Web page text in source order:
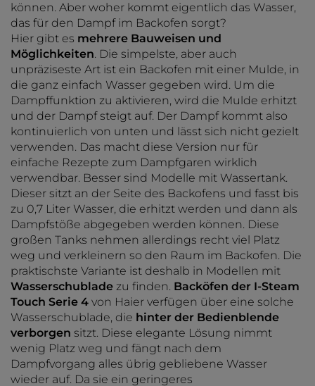
können. Aber woher kommt eigentlich das Wasser,
das für den Dampf im Backofen sorgt?
Hier gibt es mehrere Bauweisen und
Möglichkeiten. Die simpelste, aber auch
unpräziseste Art ist ein Backofen mit einer Mulde, in
die ganz einfach Wasser gegeben wird. Um die
Dampffunktion zu aktivieren, wird die Mulde erhitzt
und der Dampf steigt auf. Der Dampf kommt also
kontinuierlich von unten und lässt sich nicht gezielt
verwenden. Das macht diese Version nur für
einfache Rezepte zum Dampfgaren wirklich
verwendbar. Besser sind Modelle mit Wassertank.
Dieser sitzt an der Seite des Backofens und fasst bis
zu 0,7 Liter Wasser, die erhitzt werden und dann als
Dampfstöße abgegeben werden können. Diese
großen Tanks nehmen allerdings recht viel Platz
weg und verkleinern so den Raum im Backofen. Die
praktischste Variante ist deshalb in Modellen mit
Wasserschublade zu finden. Backöfen der I-Steam
Touch Serie 4 von Haier verfügen über eine solche
Wasserschublade, die hinter der Bedienblende
verborgen sitzt. Diese elegante Lösung nimmt
wenig Platz weg und fängt nach dem
Dampfvorgang alles übrig gebliebene Wasser
wieder auf. Da sie ein geringeres